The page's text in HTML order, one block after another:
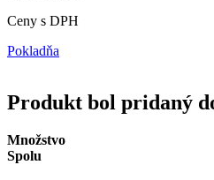
Ceny s DPH
Pokladňa
Produkt bol pridaný
Množstvo
Spolu